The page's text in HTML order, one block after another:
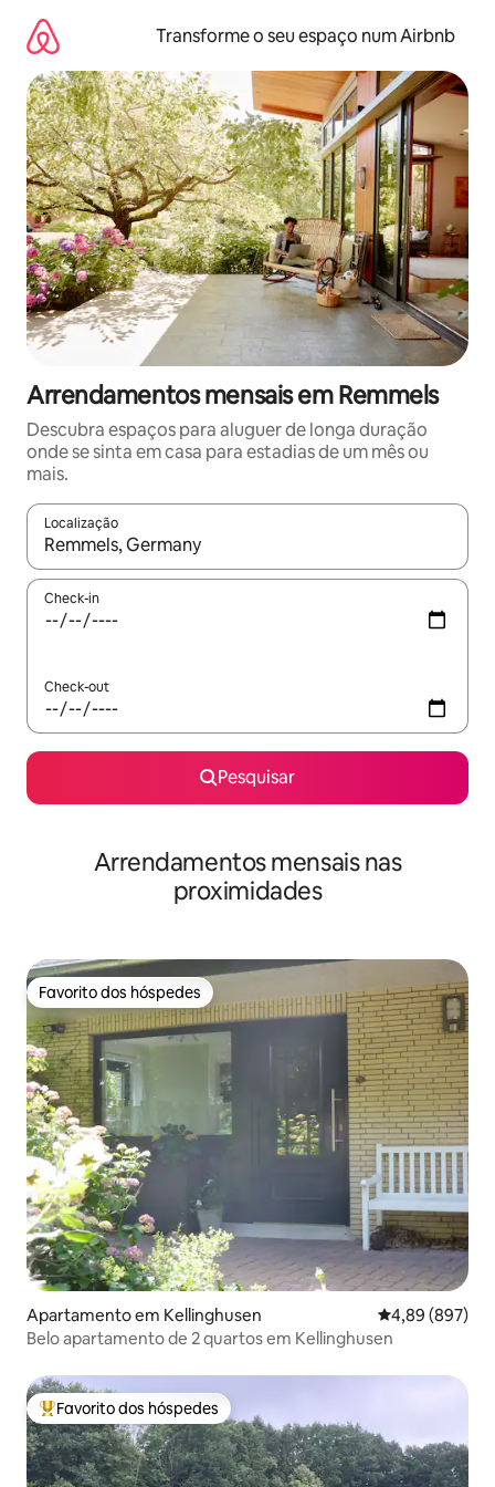
para
conteúdo
Transforme o seu espaço num Airbnb
Arrendamentos mensais em Remmels
Descubra espaços para aluguer de longa duração
onde se sinta em casa para estadias de um mês ou
mais.
Localização
Quando os resultados estiverem disponíveis, navegue com
Check-in
Check-out
Pesquisar
Arrendamentos mensais nas
proximidades
Favorito dos hóspedes
Favorito dos hóspedes
Apartamento em Kellinghusen Classificação
4,89 (897)
Belo apartamento de 2 quartos em Kellinghusen
Favoritos dos hóspedes mais apreciados
Favorito dos hóspedes